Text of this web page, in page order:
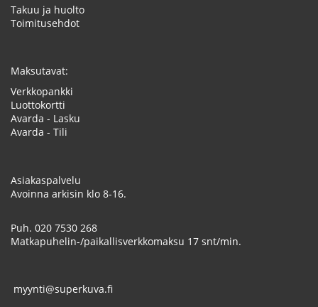
Takuu ja huolto
Toimitusehdot
Maksutavat:
Verkkopankki
Luottokortti
Avarda - Lasku
Avarda - Tili
Asiakaspalvelu
Avoinna arkisin klo 8-16.
Puh. 020 7530 268
Matkapuhelin-/paikallisverkkomaksu 17 snt/min.
myynti@superkuva.fi